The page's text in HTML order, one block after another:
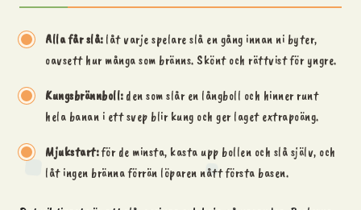
Alla får slå:låt varje spelare slå en gång innan ni byter,
oavsett hur många som bränns. Skönt och rättvist för yngre.
Kungsbrännboll:den som slår en långboll och hinner runt
hela banan i ett svep blir kung och ger laget extrapoäng.
Mjukstart:för de minsta, kasta upp bollen och slå själv, och
låt ingen bränna förrän löparen nått första basen.